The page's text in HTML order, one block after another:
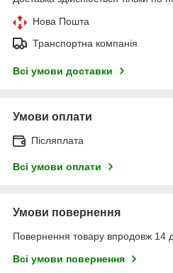
Нова Пошта
Транспортна компанія
Всі умови доставки
Умови оплати
Післяплата
Всі умови оплати
Умови повернення
Повернення товару впродовж 14
Всі умови повернення